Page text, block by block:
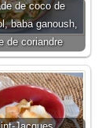
de coco de
baba ganoush,
de coriandre